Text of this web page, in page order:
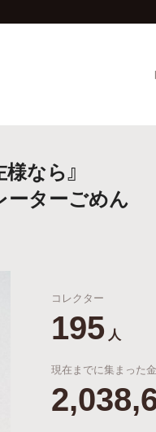
ロジェクト
なら』
ーターごめん
コレクター
195 人
現在までに集まった